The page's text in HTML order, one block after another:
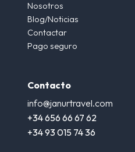
Nosotros
Blog/Noticias
Contactar
Pago seguro
Contacto
info@janurtravel.com
+34 656 66 67 62
+34 93 015 74 36